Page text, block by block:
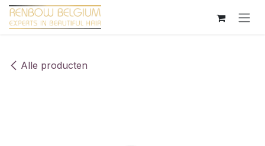
Overslaan naar inhoud
Alle producten